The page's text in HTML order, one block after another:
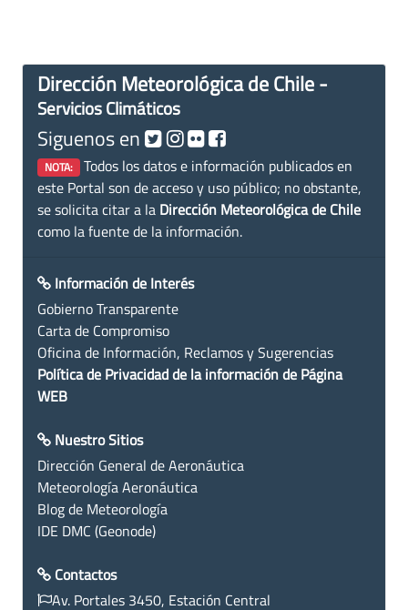
Dirección Meteorológica de Chile -
Servicios Climáticos
Siguenos en
NOTA: Todos los datos e información publicados en
este Portal son de acceso y uso público; no obstante,
se solicita citar a la Dirección Meteorológica de Chile
como la fuente de la información.
Información de Interés
Gobierno Transparente
Carta de Compromiso
Oficina de Información, Reclamos y Sugerencias
Política de Privacidad de la información de Página
WEB
Nuestro Sitios
Dirección General de Aeronáutica
Meteorología Aeronáutica
Blog de Meteorología
IDE DMC (Geonode)
Contactos
Av. Portales 3450, Estación Central